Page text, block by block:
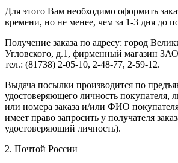
Для этого Вам необходимо оформить
времени, но не менее, чем за 1-3 дня до
Получение заказа по адресу: город
Угловского, д.1, фирменный магазин
тел.: (81738) 2-05-10, 2-48-77, 2-59-12.
Выдача посылки производится по
удостоверяющего личность покупателя,
или номера заказа и/или ФИО
имеет право запросить у получателя
удостоверяющий личность).
2. Почтой России